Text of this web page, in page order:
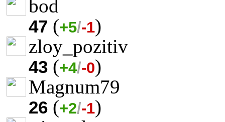
bod
47 (+5/-1)
zloy_pozitiv
43 (+4/-0)
Magnum79
26 (+2/-1)